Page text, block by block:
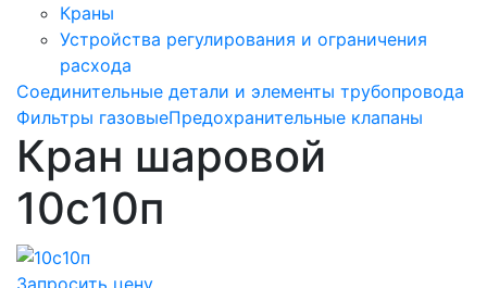
Краны
Устройства регулирования и ограничения
расхода
Соединительные детали и элементы трубопровода
Фильтры газовыеПредохранительные клапаны
Кран шаровой
10с10п